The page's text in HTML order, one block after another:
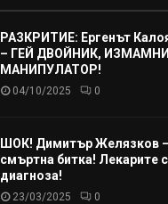
РАЗКРИТИЕ: Ергенът
– ГЕЙ ДВОЙНИК,
МАНИПУЛАТОР!
04/10/2025 0
ШОК! Димитър Желязков
смъртна битка! Лекарите
диагноза!
23/03/2025 0